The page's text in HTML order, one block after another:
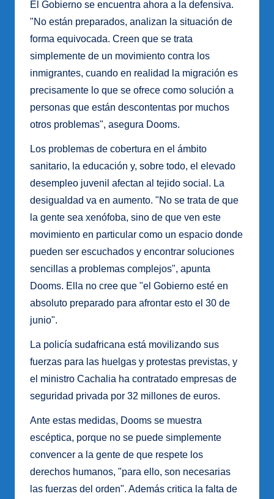
El Gobierno se encuentra ahora a la defensiva.
"No están preparados, analizan la situación de
forma equivocada. Creen que se trata
simplemente de un movimiento contra los
inmigrantes, cuando en realidad la migración es
precisamente lo que se ofrece como solución a
personas que están descontentas por muchos
otros problemas", asegura Dooms.
Los problemas de cobertura en el ámbito
sanitario, la educación y, sobre todo, el elevado
desempleo juvenil afectan al tejido social. La
desigualdad va en aumento. "No se trata de que
la gente sea xenófoba, sino de que ven este
movimiento en particular como un espacio donde
pueden ser escuchados y encontrar soluciones
sencillas a problemas complejos", apunta
Dooms. Ella no cree que "el Gobierno esté en
absoluto preparado para afrontar esto el 30 de
junio".
La policía sudafricana está movilizando sus
fuerzas para las huelgas y protestas previstas, y
el ministro Cachalia ha contratado empresas de
seguridad privada por 32 millones de euros.
Ante estas medidas, Dooms se muestra
escéptica, porque no se puede simplemente
convencer a la gente de que respete los
derechos humanos, "para ello, son necesarias
las fuerzas del orden". Además critica la falta de